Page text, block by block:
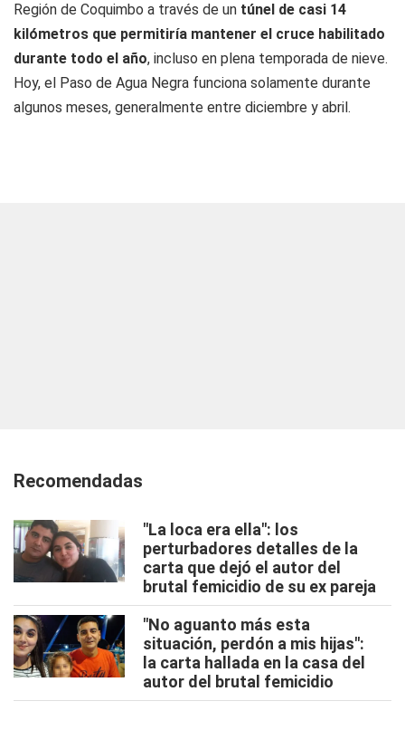
Región de Coquimbo a través de un túnel de casi 14
kilómetros que permitiría mantener el cruce habilitado
durante todo el año, incluso en plena temporada de nieve.
Hoy, el Paso de Agua Negra funciona solamente durante
algunos meses, generalmente entre diciembre y abril.
Recomendadas
"La loca era ella": los
perturbadores detalles de la
carta que dejó el autor del
brutal femicidio de su ex pareja
"No aguanto más esta
situación, perdón a mis hijas":
la carta hallada en la casa del
autor del brutal femicidio